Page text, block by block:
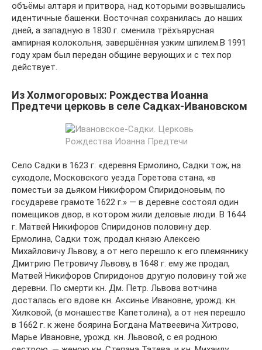
объёмы алтаря и притвора, над которыми возвышались
идентичные башенки. Восточная сохранилась до наших
дней, а западную в 1830 г. сменила трёхъярусная
ампирная колокольня, завершённая узким шпилем.В 1991
году храм был передан общине верующих и с тех пор
действует.
Из Холмогоровых: Рождества Иoaннa
Предтечи церковь в селе Садках-Ивановском
Село Садки в 1623 г. «деревня Ермолино, Садки тож, на
суходоле, Московского уезда Горетова стана, «в
поместьи за дьяком Никифором Спиридоновым, по
государеве грамоте 1622 г.» — в деревне состоял один
помещиков двор, в котором жили деловые люди. В 1644
г. Матвей Никифоров Спиридонов половину дер.
Ермолина, Садки тож, продал князю Алексею
Михайловичу Львову, а от него перешло к его племяннику
Дмитрию Петровичу Львову, в 1648 г. ему же продал,
Матвей Никифоров Спиридонов другую половину той же
деревни. По смерти кн. Дм. Петр. Львова вотчина
досталась его вдове кн. Аксинье Ивановне, урожд. кн.
Хилковой, (в монашестве Капетолина), а от нея перешло
в 1662 г. к жене боярина Богдана Матвеевича Хитрово,
Марье Ивановне, урожд. кн. Львовой, с ея родною